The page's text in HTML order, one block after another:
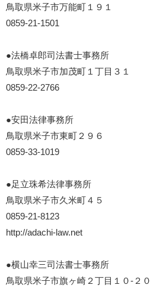
鳥取県米子市万能町１９１
0859-21-1501
●法橋卓郎司法書士事務所
鳥取県米子市加茂町１丁目３１
0859-22-2766
●安田法律事務所
鳥取県米子市東町２９６
0859-33-1019
●足立珠希法律事務所
鳥取県米子市久米町４５
0859-21-8123
http://adachi-law.net
●横山幸三司法書士事務所
鳥取県米子市旗ヶ崎２丁目１０-２０